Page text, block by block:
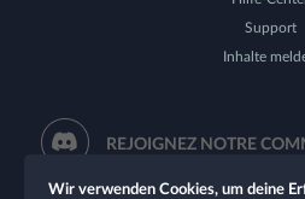
Support
Inhalte
REJOIGNEZ NOTRE
Wir verwenden Cookies, um deine